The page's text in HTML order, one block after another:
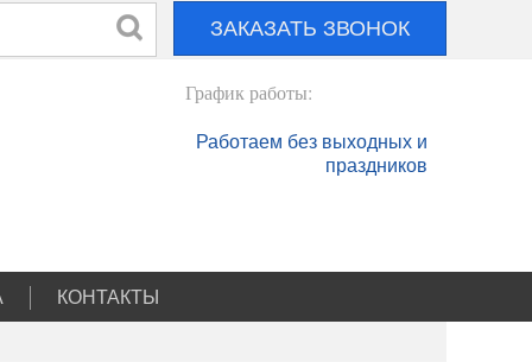
ЗАКАЗАТЬ ЗВОНОК
График работы:
Работаем без выходных и
праздников
КОНТАКТЫ